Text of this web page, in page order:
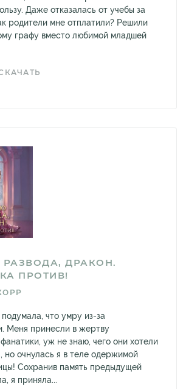
Даже отказалась от учебы за
родители мне отплатили? Решили
графу вместо любимой младшей
РАЗВОДА, ДРАКОН.
ПРОТИВ!
что умру из-за
Меня принесли в жертву
уж не знаю, чего они хотели
но очнулась я в теле одержимой
Сохранив память предыдущей
я приняла...